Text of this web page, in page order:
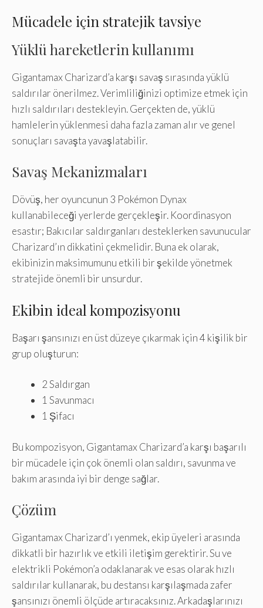
Mücadele için stratejik tavsiye
Yüklü hareketlerin kullanımı
Gigantamax Charizard’a karşı savaş sırasında yüklü
saldırılar önerilmez. Verimliliğinizi optimize etmek için
hızlı saldırıları destekleyin. Gerçekten de, yüklü
hamlelerin yüklenmesi daha fazla zaman alır ve genel
sonuçları savaşta yavaşlatabilir.
Savaş Mekanizmaları
Dövüş, her oyuncunun 3 Pokémon Dynax
kullanabileceği yerlerde gerçekleşir. Koordinasyon
esastır; Bakıcılar saldırganları desteklerken savunucular
Charizard’ın dikkatini çekmelidir. Buna ek olarak,
ekibinizin maksimumunu etkili bir şekilde yönetmek
stratejide önemli bir unsurdur.
Ekibin ideal kompozisyonu
Başarı şansınızı en üst düzeye çıkarmak için 4 kişilik bir
grup oluşturun:
2 Saldırgan
1 Savunmacı
1 Şifacı
Bu kompozisyon, Gigantamax Charizard’a karşı başarılı
bir mücadele için çok önemli olan saldırı, savunma ve
bakım arasında iyi bir denge sağlar.
Çözüm
Gigantamax Charizard’ı yenmek, ekip üyeleri arasında
dikkatli bir hazırlık ve etkili iletişim gerektirir. Su ve
elektrikli Pokémon’a odaklanarak ve esas olarak hızlı
saldırılar kullanarak, bu destansı karşılaşmada zafer
şansınızı önemli ölçüde artıracaksınız. Arkadaşlarınızı